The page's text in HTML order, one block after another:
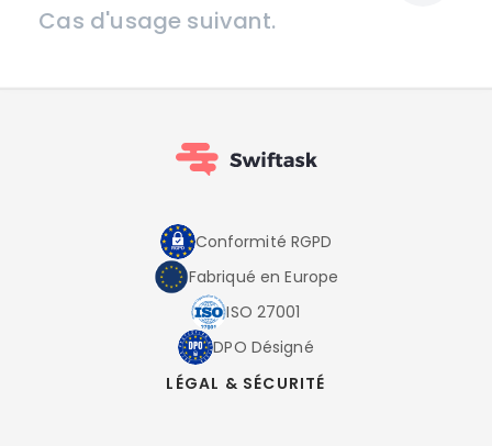
Cas d'usage suivant.
Conformité RGPD
Fabriqué en Europe
ISO 27001
DPO Désigné
LÉGAL & SÉCURITÉ